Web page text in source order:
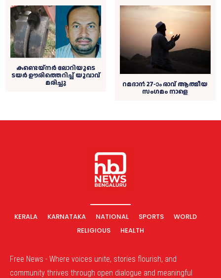
കണ്ടെയ്നർ ലോറിയുടെ
ടയർ ഊരിത്തെറിച്ച് യുവാവ്
മരിച്ചു
റമദാന്‍ 27-ാം രാവ് ആത്മീയ
സംഗമം നാളെ
KERALA KARNATAKA NATIONAL SPORTS
WORLD
RELIGIOUS
HEALTH
Free News - Where voices unite, stories flourish, and
community thrives through open dialogue and meaningful